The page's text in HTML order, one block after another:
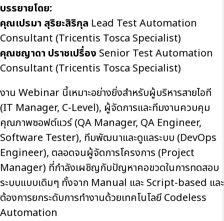
บรรยายโดย:
คุณเปรมา สุริยะสิริกุล Lead Test Automation
Consultant (Tricentis Tosca Specialist)
คุณชญาดา ปราชเปรื่อง Senior Test Automation
Consultant (Tricentis Tosca Specialist)
งาน Webinar นี้เหมาะอย่างยิ่งสำหรับผู้บริหารสายไอที
(IT Manager, C-Level), ผู้จัดการและทีมงานควบคุม
คุณภาพซอฟต์แวร์ (QA Manager, QA Engineer,
Software Tester), ทีมพัฒนาและดูแลระบบ (DevOps
Engineer), ตลอดจนผู้จัดการโครงการ (Project
Manager) ที่กำลังเผชิญกับปัญหาคอขวดในการทดสอบ
ระบบแบบเดิมๆ ทั้งจาก Manual และ Script-based และ
ต้องการยกระดับการทำงานด้วยเทคโนโลยี Codeless
Automation